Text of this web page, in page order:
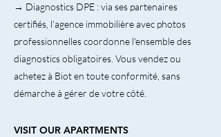
→ Diagnostics DPE : via ses partenaires
certifiés, l'agence immobilière avec photos
professionnelles coordonne l'ensemble des
diagnostics obligatoires. Vous vendez ou
achetez à Biot en toute conformité, sans
démarche à gérer de votre côté.
VISIT OUR APARTMENTS